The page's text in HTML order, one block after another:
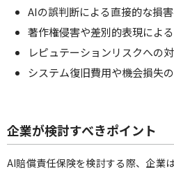
AIの誤判断による直接的な損
著作権侵害や差別的表現によ
レピュテーションリスクへの
システム復旧費用や機会損失
企業が検討すべきポイント
AI賠償責任保険を検討する際、企業